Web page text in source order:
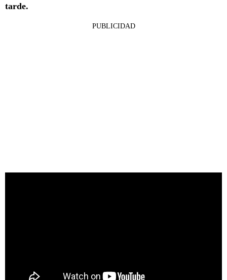
tarde.
PUBLICIDAD